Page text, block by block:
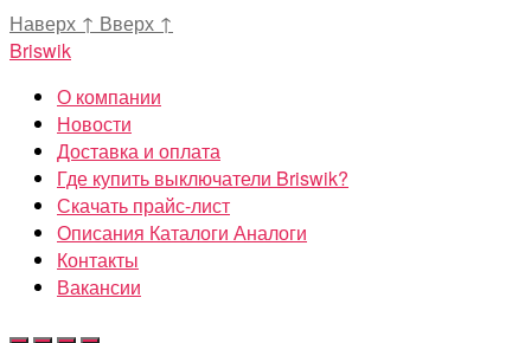
Наверх ↑ Вверх ↑
Briswik
О компании
Новости
Доставка и оплата
Где купить выключатели Briswik?
Скачать прайс-лист
Описания Каталоги Аналоги
Контакты
Вакансии